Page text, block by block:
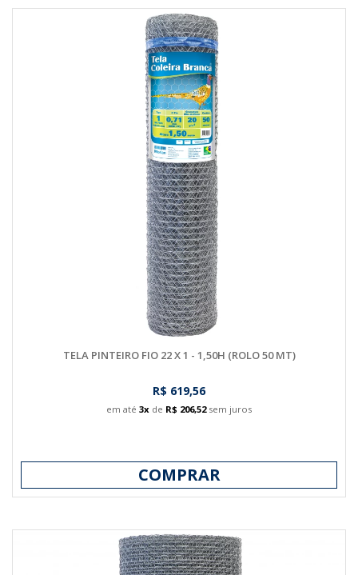
TELA PINTEIRO FIO 22 X 1 - 1,50H (ROLO 50 MT)
R$ 619,56
em até 3x de R$ 206,52sem juros
COMPRAR